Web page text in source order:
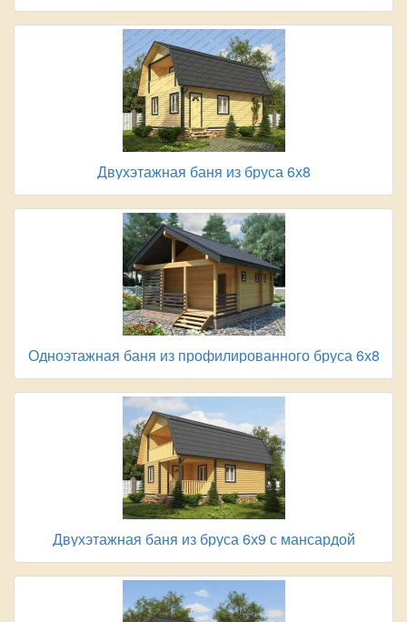
Двухэтажная баня из бруса 6х8
Одноэтажная баня из профилированного бруса 6х8
Двухэтажная баня из бруса 6х9 с мансардой